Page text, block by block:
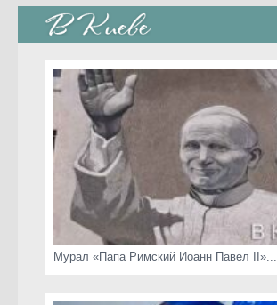
стрит-арт
коты Киева
скамейки
часы Киева
Мурал «Папа Римский Иоанн Павел II»...